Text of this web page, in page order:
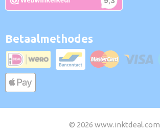
Betaalmethodes
© 2026 www.inktdeal.com